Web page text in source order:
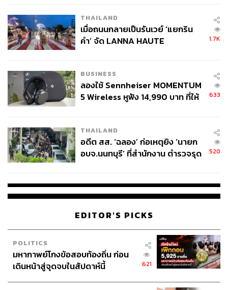
โครงสร้างดังกล่าวเริ่มขาดความสมดุล เนื่องจากภาระต้นทุน
ถูกผลักไปยังผู้ประกอบการเชิงพาณิชย์มากเกินไป จนทำให้
ค่าเช่าและค่าตอบแทนสูงขึ้น ส่งผลต่อความสามารถในการ
โดยเฉพาะในสนามบินดอนเมืองที่พบปัญหาร้านค้าปิดกิจการ
อยู่เป็นระยะ
รายได้’ เพื่อความยั่งยืน ทั้งการดำเนินงานและการลงทุน
โครงสร้างพื้นฐาน
“ปัจจุบันสนามบินสุวรรณภูมิรองรับผู้โดยสารเกินขีดความ
โดยสารได้ราว 45 ล้านคนต่อปี แต่ปัจจุบันมีผู้ใช้บริการสูง
กว่า 62 ล้านคนต่อปี ส่งผลให้หลายพื้นที่ภายในสนามบิน
แออัด ทั้งจุดเช็กอิน ทางเข้าอาคาร และพื้นที่รับสัมภาระ”
นอกจากนี้ AOT ยังมีแผนยกระดับ ‘Level of Service’ ของ
สนามบินไทยให้เทียบเท่าสนามบินชั้นนำของโลก ผ่านการ
พัฒนาพื้นที่พักผ่อน พื้นที่ทำงาน ห้องสำหรับครอบครัวและ
เด็ก รวมถึงสิ่งอำนวยความสะดวกที่ตอบโจทย์ผู้โดยสาร
THAILAND
เมื่อถนนกลายเป็นรันเวย์ ‘แยกริน
คำ’ จัด LANNA HAUTE
1.7K
BUSINESS
ลองใช้ Sennheiser MOMENTUM
5 Wireless หูฟัง 14,990 บาท ที่ให้
633
THAILAND
อดีต สส. ‘ฉลอง’ ก่อเหตุยิง ‘นายก
อบจ.นนทบุรี’ ที่สำนักงาน ตำรวจรุด
520
EDITOR'S PICKS
POLITICS
มหากาพย์โกงข้อสอบท้องถิ่น ก่อน
เดินหน้าสู่จุดจบในสัปดาห์นี้
621